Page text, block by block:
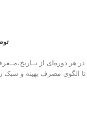
هر دوره‌ای از
الگوی مصرف بهینه و سبک